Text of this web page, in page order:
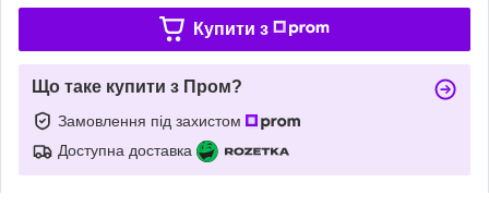
Купити з
Що таке купити з Пром?
Замовлення під захистом
Доступна доставка